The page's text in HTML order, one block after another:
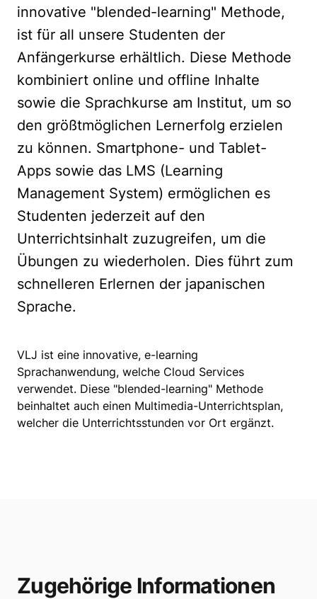
innovative "blended-learning" Methode,
ist für all unsere Studenten der
Anfängerkurse erhältlich. Diese Methode
kombiniert online und offline Inhalte
sowie die Sprachkurse am Institut, um so
den größtmöglichen Lernerfolg erzielen
zu können. Smartphone- und Tablet-
Apps sowie das LMS (Learning
Management System) ermöglichen es
Studenten jederzeit auf den
Unterrichtsinhalt zuzugreifen, um die
Übungen zu wiederholen. Dies führt zum
schnelleren Erlernen der japanischen
Sprache.
VLJ ist eine innovative, e-learning
Sprachanwendung, welche Cloud Services
verwendet. Diese "blended-learning" Methode
beinhaltet auch einen Multimedia-Unterrichtsplan,
welcher die Unterrichtsstunden vor Ort ergänzt.
Zugehörige Informationen